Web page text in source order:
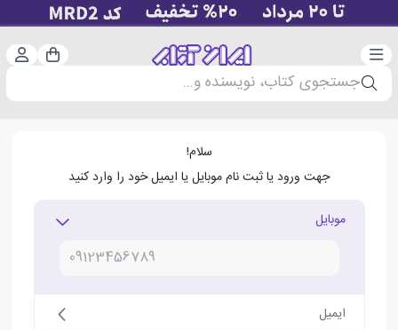
دسته‌بندی سبد
جستجوی کتاب، نویسنده و...
سلام!
جهت ورود یا ثبت نام موبایل یا ایمیل خود را وارد کنید
موبایل
ایمیل